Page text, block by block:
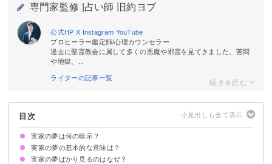
専門家監修 | 占い師 旧約ヨブ
公式HP X Instagram YouTube
プロヒーラー鑑定師/心理カウンセラー
過去に聖霊教会に属して多くの悪魔や邪霊を見てきました。苦悶
や地獄、...
ライターの記事一覧
目次
実家の夢は何の暗示？
実家の夢の基本的な意味は？
転機が訪れている暗示
状況によって意味が決まる
実家の夢ばかり見るのはなぜ？